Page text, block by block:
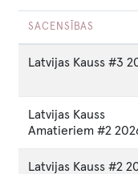
SACENSĪBAS
Latvijas Kauss #3
Latvijas Kauss
Amatieriem #2
Latvijas Kauss #2